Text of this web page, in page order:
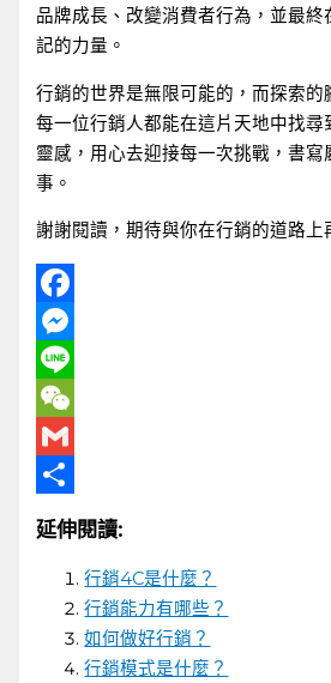
品牌成長、改變消費者行為，並最終
記的力量。
行銷的世界是無限可能的，而探索的
每一位行銷人都能在這片天地中找尋
靈感，用心去迎接每一次挑戰，書寫
事。
謝謝閱讀，期待與你在行銷的道路上
Facebook
Messenger
Line
WeChat
Gmail
分
延伸閱讀:
行銷4C是什麼？
行銷能力有哪些？
如何做好行銷？
行銷模式是什麼？